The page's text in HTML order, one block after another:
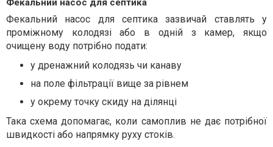
Фекальний насос для септика
Фекальний насос для септика зазвичай ставлять у
проміжному колодязі або в одній з камер, якщо
очищену воду потрібно подати:
у дренажний колодязь чи канаву
на поле фільтрації вище за рівнем
у окрему точку скиду на ділянці
Така схема допомагає, коли самоплив не дає потрібної
швидкості або напрямку руху стоків.